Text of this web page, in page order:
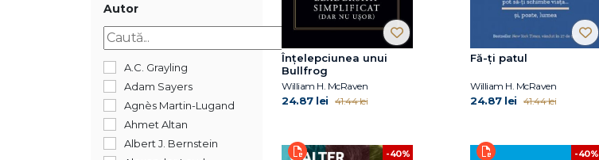
2016
2015
2014
2013
2012
2011
2010
2009
Autor
A.C. Grayling
Adam Sayers
Agnès Martin-Lugand
Ahmet Altan
Albert J. Bernstein
Înțelepciunea unui
Bullfrog
William H. McRaven
24.87 lei 41.44 lei
Fă-ți patul
William H. McRaven
24.87 lei 41.44 lei
-40% -40%